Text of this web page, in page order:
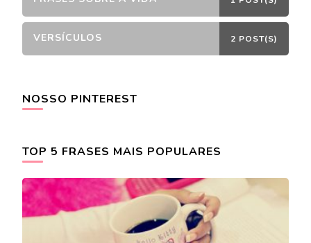
VERSÍCULOS 2 POST(S)
NOSSO PINTEREST
TOP 5 FRASES MAIS POPULARES